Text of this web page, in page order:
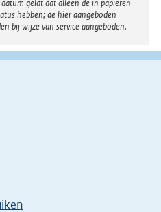
geldt dat alleen de in papieren
hebben; de hier aangeboden
bij wijze van service aangeboden.